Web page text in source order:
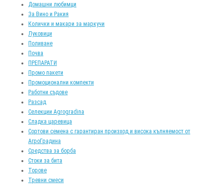
Домашни любимци
За Вино и Ракия
Колички и макари за маркучи
Луковици
Поливане
Почва
ПРЕПАРАТИ
Промо пакети
Промоционални компекти
Работни съдове
Разсад
Селекции Agrogradina
Сладка царевица
Сортови семена с гарантиран произход и висока кълняемост от
АгроГрадина
Средства за борба
Стоки за бита
Торове
Тревни смеси